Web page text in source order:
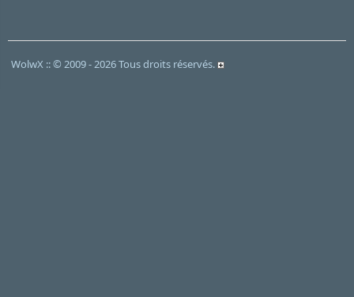
WolwX :: © 2009 - 2026 Tous droits réservés.